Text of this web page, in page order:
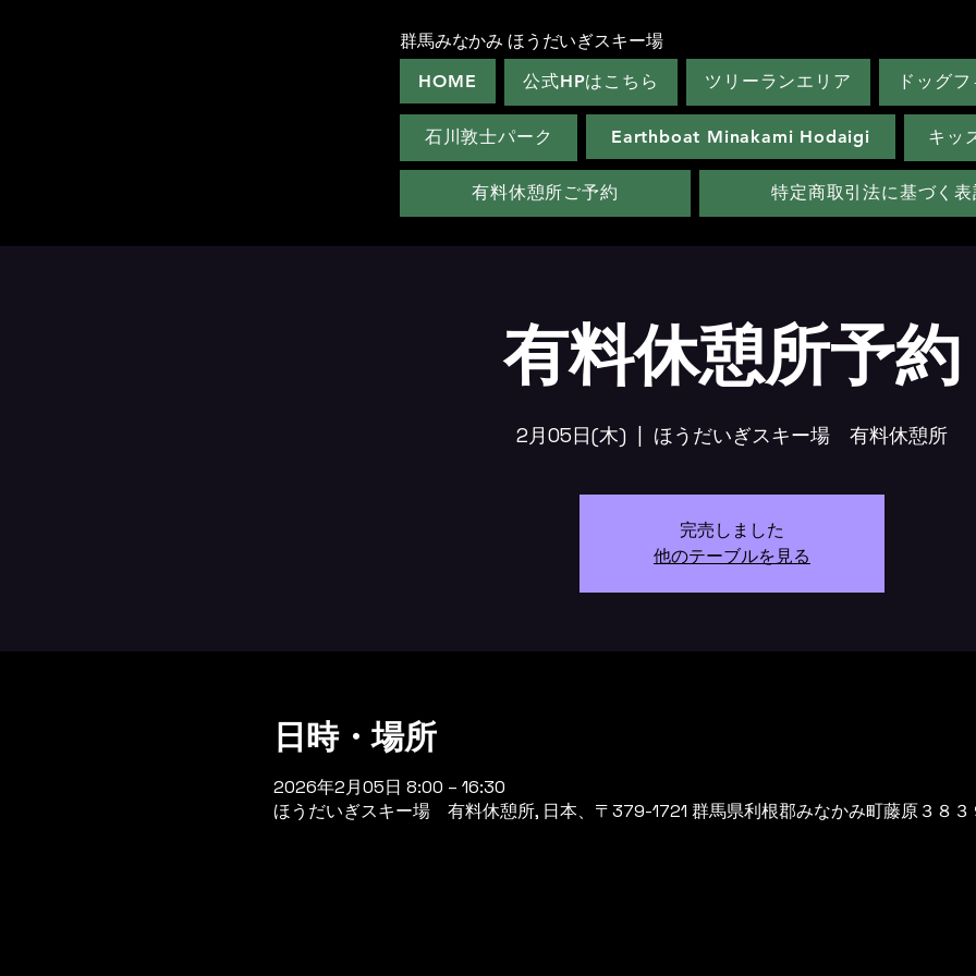
群馬みなかみ ほうだいぎスキー場
HOME 公式HPはこちら ツリーランエリア ドッグ
石川敦士パーク Earthboat Minakami Hodaigi キッ
有料休憩所ご予約 特定商取引法に基づく
有料休憩所予約
2月05日(木) ほうだいぎスキー場 有料休憩所
完売しました
他のテーブルを見る
日時・場所
2026年2月05日 8:00 – 16:30
ほうだいぎスキー場 有料休憩所, 日本、〒379-1721 群馬県利根郡みなかみ町藤原３８３